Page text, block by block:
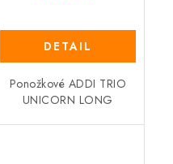
DETAIL
Ponožkové ADDI TRIO
UNICORN LONG